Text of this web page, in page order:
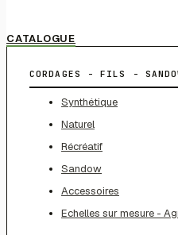
CATALOGUE
CORDAGES - FILS -
Synthétique
Naturel
Récréatif
Sandow
Accessoires
Echelles sur mesure -